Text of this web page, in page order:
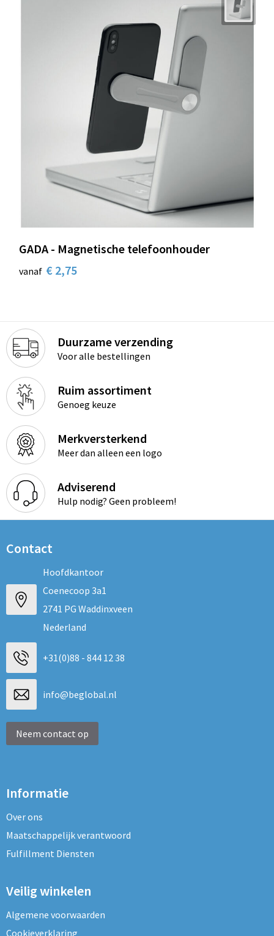
GADA - Magnetische telefoonhouder
vanaf € 2,75
Duurzame verzending
Voor alle bestellingen
Ruim assortiment
Genoeg keuze
Merkversterkend
Meer dan alleen een logo
Adviserend
Hulp nodig? Geen probleem!
Contact
Hoofdkantoor
Coenecoop 3a1
2741 PG Waddinxveen
Nederland
+31(0)88 - 844 12 38
info@beglobal.nl
Neem contact op
Informatie
Over ons
Maatschappelijk verantwoord
Fulfillment Diensten
Veilig winkelen
Algemene voorwaarden
Cookieverklaring